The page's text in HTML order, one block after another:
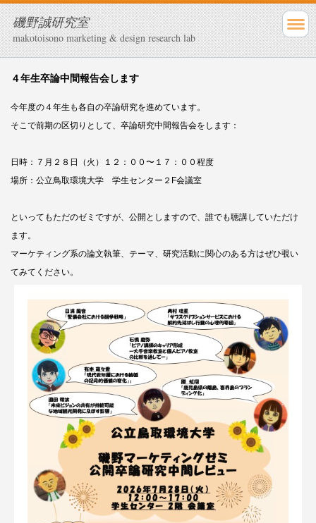
磯野誠研究室
makotoisono marketing & design research lab
４年生卒論中間報告会します
今年度の４年生も各自の卒論研究を進めています。
そこで前期の区切りとして、卒論研究中間報告会をします：
日時：７月２８日（火）１２：００〜１７：００程度
場所：公立鳥取環境大学 学生センター２F会議室
といってもただのゼミですが、公開としますので、誰でも聴講していただけ
ます。
マーケティング系の論文執筆、テーマ、研究活動に関心のある方はぜひ覗い
てみてください。